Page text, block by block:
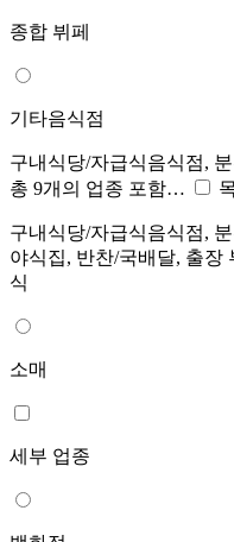
종합 뷔페
기타음식점
구내식당/자급식음식점,
총 9개의 업종 포함…
구내식당/자급식음식점,
야식집, 반찬/국배달, 출장
식
소매
세부 업종